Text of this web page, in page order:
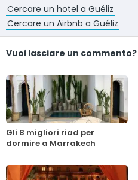
Cercare un hotel a Guéliz
Cercare un Airbnb a Guéliz
Vuoi lasciare un commento?
Gli 8 migliori riad per
dormire a Marrakech